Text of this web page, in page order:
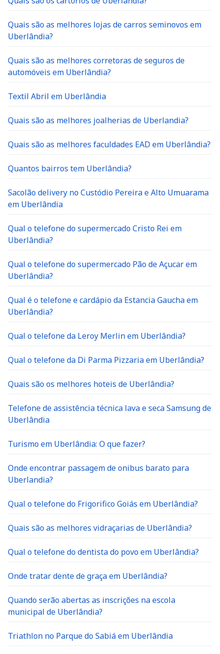
Quais são as melhores lojas de carros seminovos em
Uberlândia?
Quais são as melhores corretoras de seguros de
automóveis em Uberlândia?
Textil Abril em Uberlândia
Quais são as melhores joalherias de Uberlandia?
Quais são as melhores faculdades EAD em Uberlândia?
Quantos bairros tem Uberlândia?
Sacolão delivery no Custódio Pereira e Alto Umuarama
em Uberlândia
Qual o telefone do supermercado Cristo Rei em
Uberlândia?
Qual o telefone do supermercado Pão de Açucar em
Uberlândia?
Qual é o telefone e cardápio da Estancia Gaucha em
Uberlândia?
Qual o telefone da Leroy Merlin em Uberlândia?
Qual o telefone da Di Parma Pizzaria em Uberlândia?
Quais são os melhores hoteis de Uberlândia?
Telefone de assistência técnica lava e seca Samsung de
Uberlândia
Turismo em Uberlândia: O que fazer?
Onde encontrar passagem de onibus barato para
Uberlandia?
Qual o telefone do Frigorifico Goiás em Uberlândia?
Quais são as melhores vidraçarias de Uberlândia?
Qual o telefone do dentista do povo em Uberlândia?
Onde tratar dente de graça em Uberlândia?
Quando serão abertas as inscrições na escola
municipal de Uberlândia?
Triathlon no Parque do Sabiá em Uberlândia